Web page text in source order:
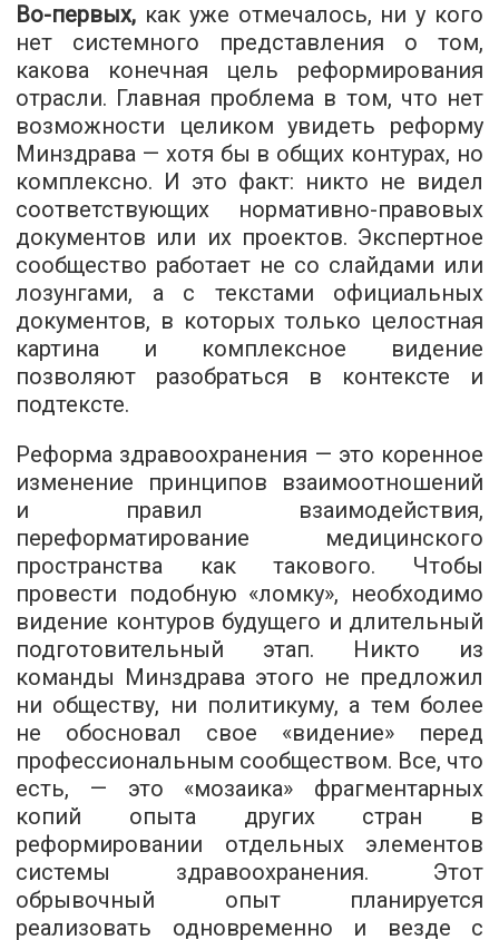
Во-первых, как уже отмечалось, ни у кого
нет системного представления о том,
какова конечная цель реформирования
отрасли. Главная проблема в том, что нет
возможности целиком увидеть реформу
Минздрава — хотя бы в общих контурах, но
комплексно. И это факт: никто не видел
соответствующих нормативно-правовых
документов или их проектов. Экспертное
сообщество работает не со слайдами или
лозунгами, а с текстами официальных
документов, в которых только целостная
картина и комплексное видение
позволяют разобраться в контексте и
подтексте.
Реформа здравоохранения — это коренное
изменение принципов взаимоотношений
и правил взаимодействия,
переформатирование медицинского
пространства как такового. Чтобы
провести подобную «ломку», необходимо
видение контуров будущего и длительный
подготовительный этап. Никто из
команды Минздрава этого не предложил
ни обществу, ни политикуму, а тем более
не обосновал свое «видение» перед
профессиональным сообществом. Все, что
есть, — это «мозаика» фрагментарных
копий опыта других стран в
реформировании отдельных элементов
системы здравоохранения. Этот
обрывочный опыт планируется
реализовать одновременно и везде с